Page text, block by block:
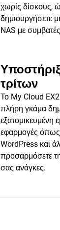
χωρίς δίσκους,
δημιουργήσετε
NAS με
τρίτων
Το My Cloud EX2
πλήρη γκάμα
εξατομικευμένη
εφαρμογές όπως
WordPress και
προσαρμόσετε
σας ανάγκες.